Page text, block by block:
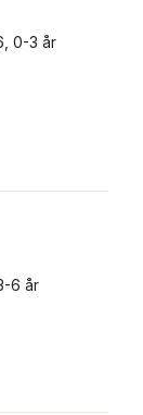
0-3 år
röster:
6 år